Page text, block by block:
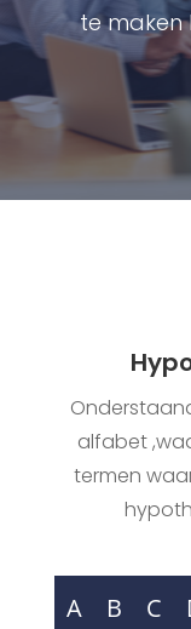
te maken
alfabet
termen
A B C